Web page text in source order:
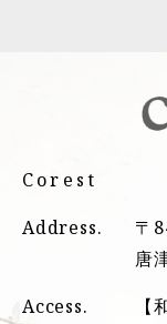
Corest
Address.
〒
唐
Access.
【